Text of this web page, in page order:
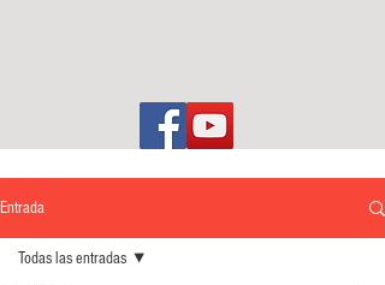
Entrada
Todas las entradas